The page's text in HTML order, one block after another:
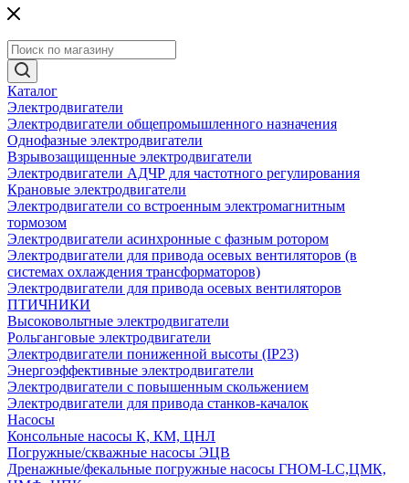
Каталог
Электродвигатели
Электродвигатели общепромышленного назначения
Однофазные электродвигатели
Взрывозащищенные электродвигатели
Электродвигатели АДЧР для частотного регулирования
Крановые электродвигатели
Электродвигатели со встроенным электромагнитным
тормозом
Электродвигатели асинхронные с фазным ротором
Электродвигатели для привода осевых вентиляторов (в
системах охлаждения трансформаторов)
Электродвигатели для привода осевых вентиляторов
ПТИЧНИКИ
Высоковольтные электродвигатели
Рольганговые электродвигатели
Электродвигатели пониженной высоты (IP23)
Энергоэффективные электродвигатели
Электродвигатели с повышенным скольжением
Электродвигатели для привода станков-качалок
Насосы
Консольные насосы К, КМ, ЦНЛ
Погружные/скважные насосы ЭЦВ
Дренажные/фекальные погружные насосы ГНОМ-LC,ЦМК,